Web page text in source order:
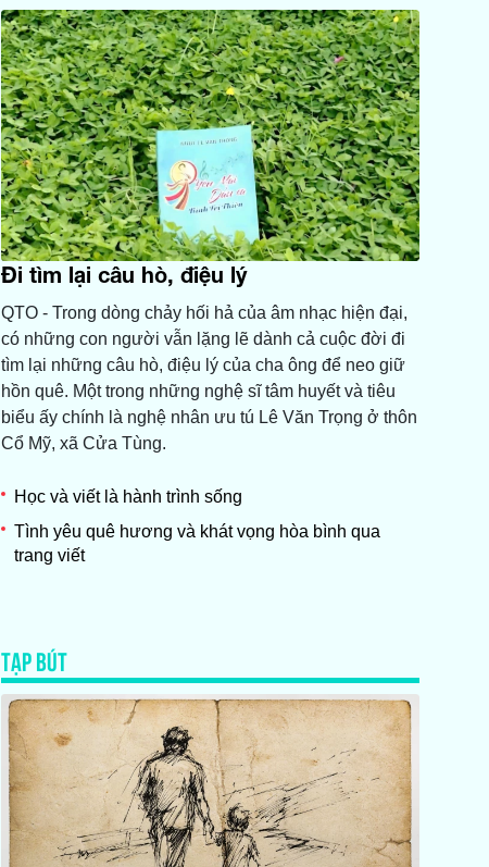
Đi tìm lại câu hò, điệu lý
QTO - Trong dòng chảy hối hả của âm nhạc hiện đại,
có những con người vẫn lặng lẽ dành cả cuộc đời đi
tìm lại những câu hò, điệu lý của cha ông để neo giữ
hồn quê. Một trong những nghệ sĩ tâm huyết và tiêu
biểu ấy chính là nghệ nhân ưu tú Lê Văn Trọng ở thôn
Cổ Mỹ, xã Cửa Tùng.
Học và viết là hành trình sống
Tình yêu quê hương và khát vọng hòa bình qua
trang viết
TẠP BÚT